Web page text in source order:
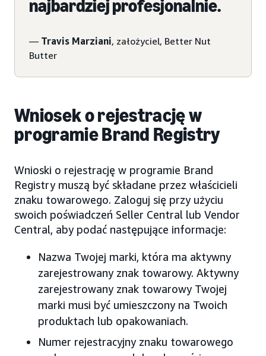
najbardziej profesjonalnie.
— Travis Marziani, założyciel, Better Nut
Butter
Wniosek o rejestrację w
programie Brand Registry
Wnioski o rejestrację w programie Brand
Registry muszą być składane przez właścicieli
znaku towarowego. Zaloguj się przy użyciu
swoich poświadczeń Seller Central lub Vendor
Central, aby podać następujące informacje:
Nazwa Twojej marki, która ma aktywny
zarejestrowany znak towarowy. Aktywny
zarejestrowany znak towarowy Twojej
marki musi być umieszczony na Twoich
produktach lub opakowaniach.
Numer rejestracyjny znaku towarowego